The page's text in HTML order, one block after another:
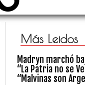
Más Leidos
Madryn marchó
“La Patria no se
“Malvinas son